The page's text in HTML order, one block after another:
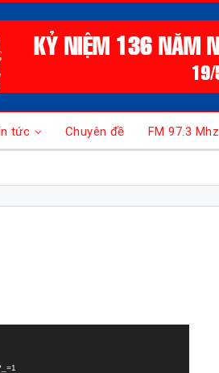
tức Chuyên đề FM 97.3 Mhz